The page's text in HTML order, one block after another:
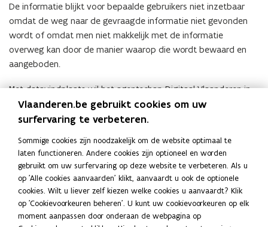
De informatie blijkt voor bepaalde gebruikers niet inzetbaar
omdat de weg naar de gevraagde informatie niet gevonden
wordt of omdat men niet makkelijk met de informatie
overweg kan door de manier waarop die wordt bewaard en
aangeboden.
Met datavindplaats wil het agentschap Digitaal Vlaanderen in
eerste instantie een etalageaanbieden waarin op een
laagdrempeligeengebruiksvriendelijke
beschikbaar zijn.
Datavindplaats wil de ambitie realiseren omtoegang te
geven tot het meest uitgebreide aanbod van informatie in
Vlaanderenzodat die op een betrouwbare en veilige manier
gebruikt kan worden. Het aanbieden van de informatie van
Vlaanderen.be gebruikt cookies om uw
surfervaring te verbeteren.
Sommige cookies zijn noodzakelijk om de website optimaal te
laten functioneren. Andere cookies zijn optioneel en worden
gebruikt om uw surfervaring op deze website te verbeteren. Als u
op 'Alle cookies aanvaarden' klikt, aanvaardt u ook de optionele
cookies. Wilt u liever zelf kiezen welke cookies u aanvaardt? Klik
op 'Cookievoorkeuren beheren'. U kunt uw cookievoorkeuren op elk
moment aanpassen door onderaan de webpagina op